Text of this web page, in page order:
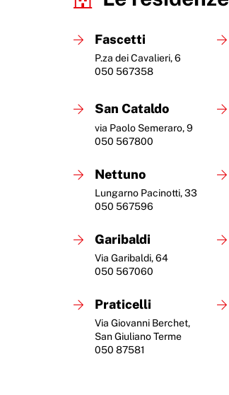
Fascetti
P.za dei Cavalieri, 6
050 567358
San Cataldo
via Paolo Semeraro, 9
050 567800
Nettuno
Lungarno Pacinotti, 33
050 567596
Garibaldi
Via Garibaldi, 64
050 567060
Praticelli
Via Giovanni Berchet,
San Giuliano Terme
050 87581